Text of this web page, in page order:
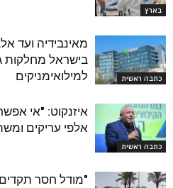
בארץ
כתבה ראשית
מאינבידיה ועד
בישראל מחלקות
למילואימניקים
כתבה ראשית
איזנקוט: "אי
אלפי עריקים
"מודל חסר